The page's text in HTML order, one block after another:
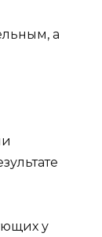
а
у